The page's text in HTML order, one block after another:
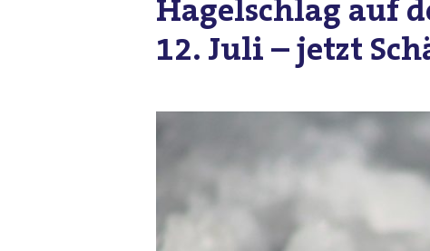
Hagelschlag auf
12. Juli – jetzt